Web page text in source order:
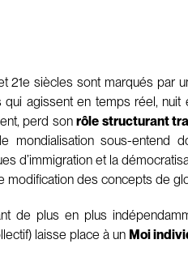
21e siècles sont marqués par
agissent en temps réel, nuit
perd sonrôle structurant
mondialisation sous-entend
d’immigration et la
modification des concepts de
de plus en plus
laisse place à un Moi